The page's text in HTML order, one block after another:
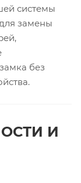
системы
замены
без
И